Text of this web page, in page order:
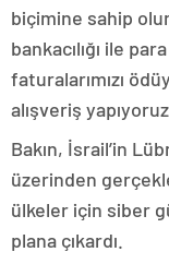
biçimine sahip
bankacılığı ile
faturalarımızı
alışveriş yapıyoruz.
Bakın, İsrail’in
üzerinden
ülkeler için siber
plana çıkardı.